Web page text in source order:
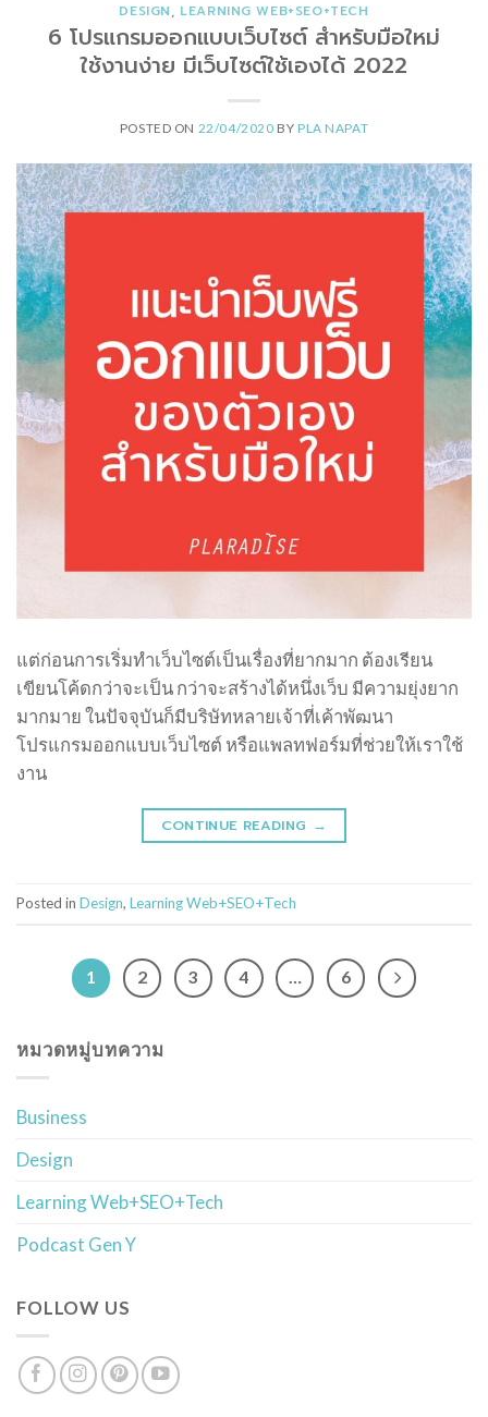
DESIGN, LEARNING WEB+SEO+TECH
6 โปรแกรมออกแบบเว็บไซต์ สำหรับมือใหม่
ใช้งานง่าย มีเว็บไซต์ใช้เองได้ 2022
POSTED ON 22/04/2020 BY PLA NAPAT
แต่ก่อนการเริ่มทำเว็บไซต์เป็นเรื่องที่ยากมาก ต้องเรียน
เขียนโค้ดกว่าจะเป็น กว่าจะสร้างได้หนึ่งเว็บ มีความยุ่งยาก
มากมาย ในปัจจุบันก็มีบริษัทหลายเจ้าที่เค้าพัฒนา
โปรแกรมออกแบบเว็บไซต์ หรือแพลทฟอร์มที่ช่วยให้เราใช้
งาน
CONTINUE READING →
Posted in Design, Learning Web+SEO+Tech
1 2 3 4 … 6
หมวดหมู่บทความ
Business
Design
Learning Web+SEO+Tech
Podcast Gen Y
FOLLOW US